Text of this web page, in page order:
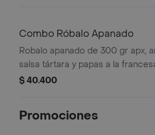
Combo Róbalo Apanado
Robalo apanado de 300 gr apx,
salsa tártara y papas a la
bebida a elección
$ 40.400
Promociones